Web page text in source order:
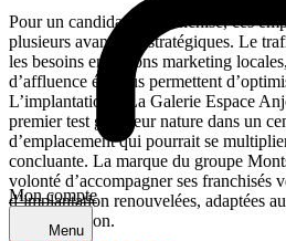
Mon compte
Menu
Pour un candidat à la franchise, ces
plusieurs avantages stratégiques. Le
les besoins en actions marketing
d’affluence étendus permettent
L’implantation à La Galerie Espace
premier test grandeur nature dans un
d’emplacement qui pourrait se
concluante. La marque du groupe
volonté d’accompagner ses franchisés
d’implantation renouvelées, adaptées
consommation.